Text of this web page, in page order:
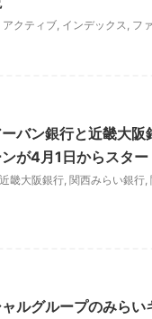
アクティブ, インデックス, フ
バン銀行と近畿大
が4月1日からスター
近畿大阪銀行, 関西みらい銀行,
ルグループのみら